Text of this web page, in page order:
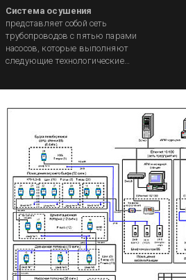
внедрения АСУ ТП осушения
проточной части
гидроагрегатов Иркутской
ГЭС (ОАО «Иркутскэнерго»).
Система осушения
представляет собой сеть
трубопроводов с пятью парами
насосов, которые выполняют
следующие технологические